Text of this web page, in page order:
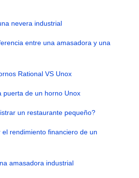
nevera industrial
entre una amasadora y una
Rational VS Unox
puerta de un horno Unox
un restaurante pequeño?
rendimiento financiero de un
amasadora industrial